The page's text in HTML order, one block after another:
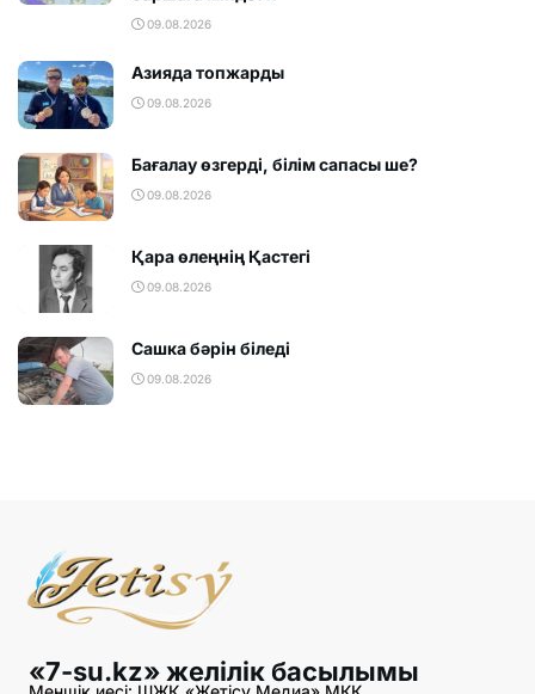
09.08.2026
Азияда топжарды
09.08.2026
Бағалау өзгерді, білім сапасы ше?
09.08.2026
Қара өлеңнің Қастегі
09.08.2026
Сашка бәрін біледі
09.08.2026
«7-su.kz» желілік басылымы